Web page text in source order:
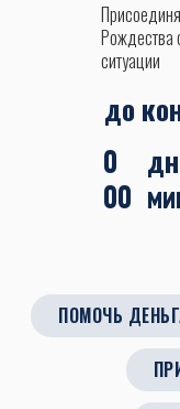
00
0
до
Рождества
ситуации
ПОМОЧЬ